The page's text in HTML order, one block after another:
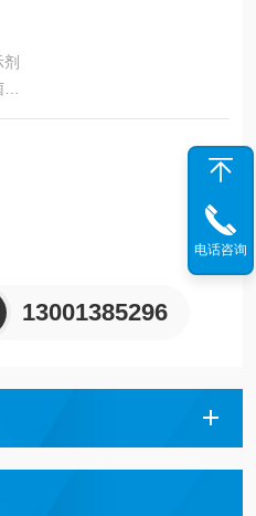
菌片、培养基，装入塑料外壳
13001385296
电话咨询